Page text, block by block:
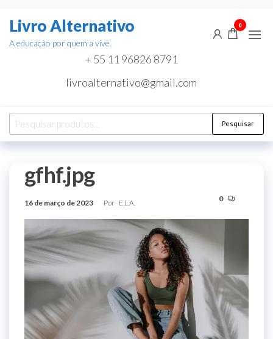
paraLivro Alternativo
A educação por quem a vive.
+ 55 11 96826 8791
livroalternativo@gmail.com
0
Pesquisar
por:
Pesquisar
gfhf.jpg
16 de março de 2023 Por E.L.A. 0